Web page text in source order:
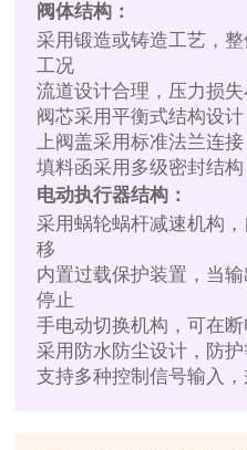
阀体结构：
采用锻造或铸造工艺，
工况
流道设计合理，压力损
阀芯采用平衡式结构设
上阀盖采用标准法兰连
填料函采用多级密封结
电动执行器结构：
采用蜗轮蜗杆减速机构
移
内置过载保护装置，当
停止
手电动切换机构，可在
采用防水防尘设计，防
支持多种控制信号输入